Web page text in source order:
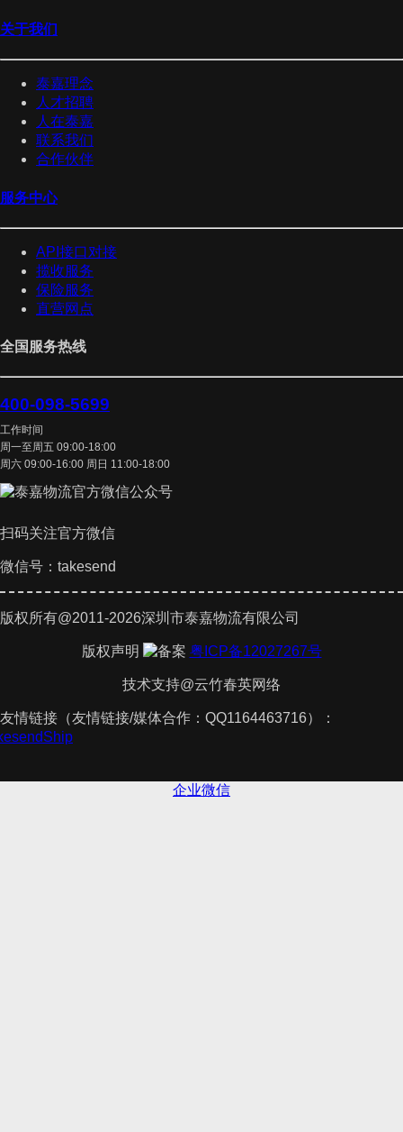
关于我们
泰嘉理念
人才招聘
人在泰嘉
联系我们
合作伙伴
服务中心
API接口对接
揽收服务
保险服务
直营网点
全国服务热线
400-098-5699
工作时间
周一至周五 09:00-18:00
周六 09:00-16:00 周日 11:00-18:00
扫码关注官方微信
微信号：takesend
版权所有@2011-2026深圳市泰嘉物流有限公司
版权声明 粤ICP备12027267号
技术支持@云竹春英网络
友情链接（友情链接/媒体合作：QQ1164463716）：
企业微信